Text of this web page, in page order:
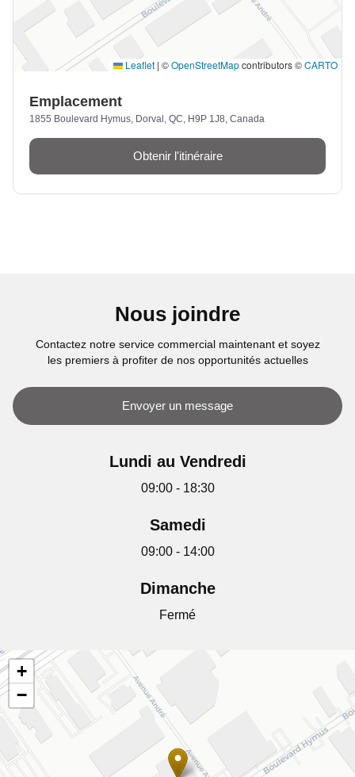
Leaflet | ©OpenStreetMapcontributors ©CARTO
Emplacement
1855 Boulevard Hymus, Dorval, QC, H9P 1J8, Canada
Obtenir l'itinéraire
Nous joindre
Contactez notre service commercial maintenant et soyez
les premiers à profiter de nos opportunités actuelles
Envoyer un message
Lundi au Vendredi
09:00 - 18:30
Samedi
09:00 - 14:00
Dimanche
Fermé
+
−